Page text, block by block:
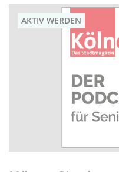
teilentwittern teilen teilen
AKTIV WERDEN